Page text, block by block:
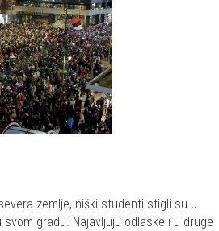
zemlje, niški studenti stigli su u
gradu. Najavljuju odlaske i u druge